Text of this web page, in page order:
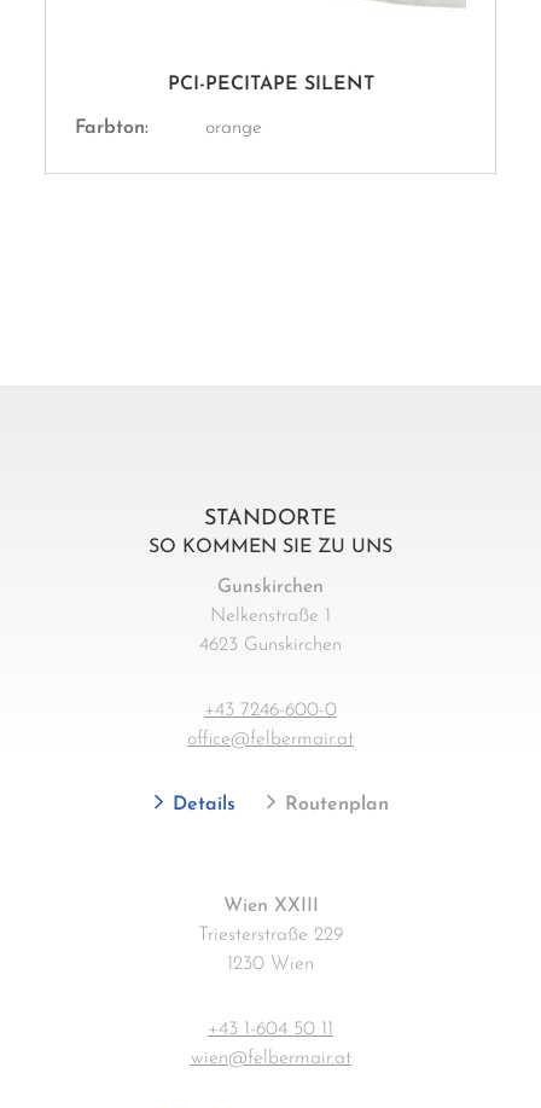
PCI-PECITAPE SILENT
Farbton: orange
STANDORTE
SO KOMMEN SIE ZU UNS
Gunskirchen
Nelkenstraße 1
4623 Gunskirchen
+43 7246-600-0
office@felbermair.at
Details Routenplan
Wien XXIII
Triesterstraße 229
1230 Wien
+43 1-604 50 11
wien@felbermair.at